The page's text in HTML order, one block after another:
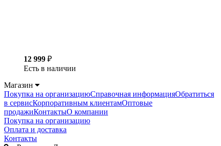
12 999 ₽
Есть в наличии
Магазин
Покупка на организациюСправочная информацияОбратиться
в сервисКорпоративным клиентамОптовые
продажиКонтактыО компании
Покупка на организацию
Оплата и доставка
Контакты